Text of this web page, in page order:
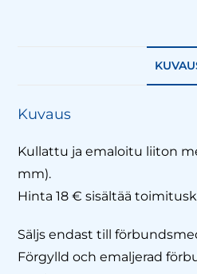
Kuvaus
Kullattu ja emaloitu liiton
mm).
Hinta 18 € sisältää
Säljs endast till
Förgylld och emaljerad